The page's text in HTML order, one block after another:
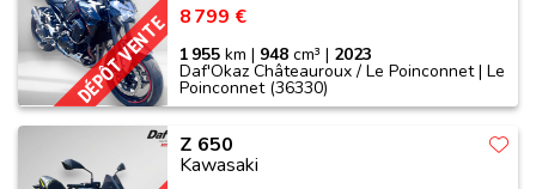
DÉPÔT VENTE 8 799 €
1 955 km | 948 cm³ | 2023
Daf'Okaz Châteauroux / Le Poinconnet | Le
Poinconnet (36330)
Z 650
Kawasaki